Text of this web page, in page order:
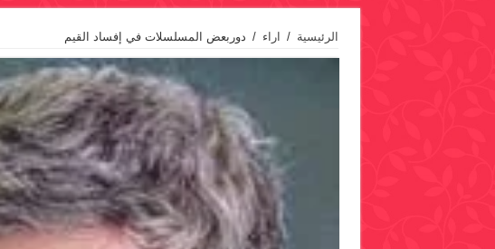
الرئيسية / اراء / دوربعض المسلسلات في إفساد القيم